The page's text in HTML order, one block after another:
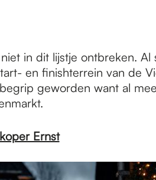
in dit lijstje ontbreken. Al
en finishterrein van de
geworden want al
Ernst